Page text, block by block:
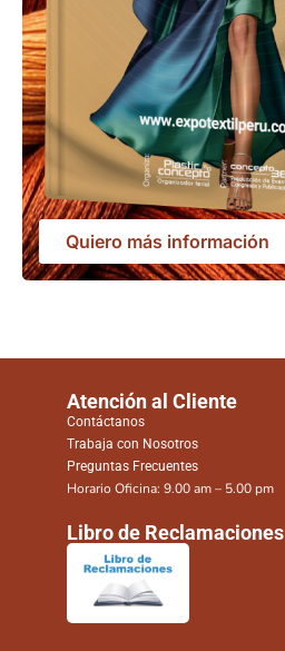
Quiero más información
Atención al Cliente
Contáctanos
Trabaja con Nosotros
Preguntas Frecuentes
Horario Oficina: 9.00 am – 5.00 pm
Libro de Reclamaciones